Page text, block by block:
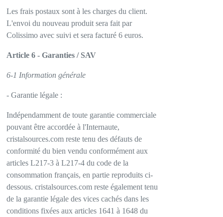
Les frais postaux sont à les charges du client.
L'envoi du nouveau produit sera fait par
Colissimo avec suivi et sera facturé 6 euros.
Article 6 - Garanties / SAV
6-1 Information générale
- Garantie légale :
Indépendamment de toute garantie commerciale
pouvant être accordée à l'Internaute,
cristalsources.com reste tenu des défauts de
conformité du bien vendu conformément aux
articles L217-3 à L217-4 du code de la
consommation français, en partie reproduits ci-
dessous. cristalsources.com reste également tenu
de la garantie légale des vices cachés dans les
conditions fixées aux articles 1641 à 1648 du